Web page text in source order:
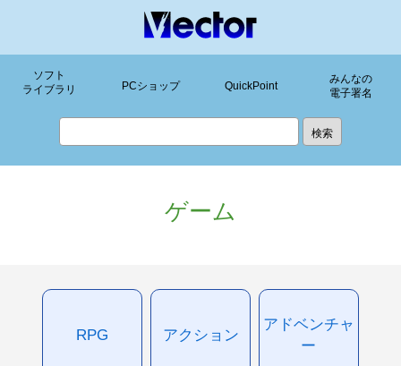
ソフト
ライブラリ
PCショップ QuickPoint
みんなの
電子署名
ゲーム
RPG アクション
アドベンチャ
ー